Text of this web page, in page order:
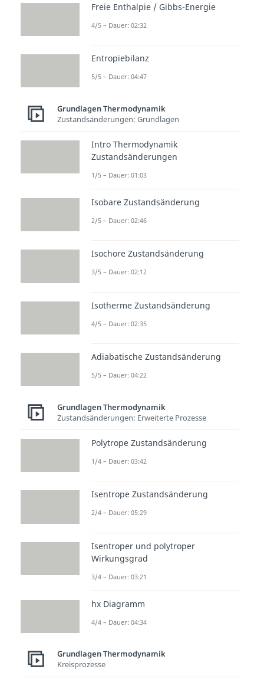
Freie Enthalpie / Gibbs-Energie
4/5 – Dauer: 02:32
Entropiebilanz
5/5 – Dauer: 04:47
Grundlagen Thermodynamik
Zustandsänderungen: Grundlagen
Intro Thermodynamik
Zustandsänderungen
1/5 – Dauer: 01:03
Isobare Zustandsänderung
2/5 – Dauer: 02:46
Isochore Zustandsänderung
3/5 – Dauer: 02:12
Isotherme Zustandsänderung
4/5 – Dauer: 02:35
Adiabatische Zustandsänderung
5/5 – Dauer: 04:22
Grundlagen Thermodynamik
Zustandsänderungen: Erweiterte Prozesse
Polytrope Zustandsänderung
1/4 – Dauer: 03:42
Isentrope Zustandsänderung
2/4 – Dauer: 05:29
Isentroper und polytroper
Wirkungsgrad
3/4 – Dauer: 03:21
hx Diagramm
4/4 – Dauer: 04:34
Grundlagen Thermodynamik
Kreisprozesse